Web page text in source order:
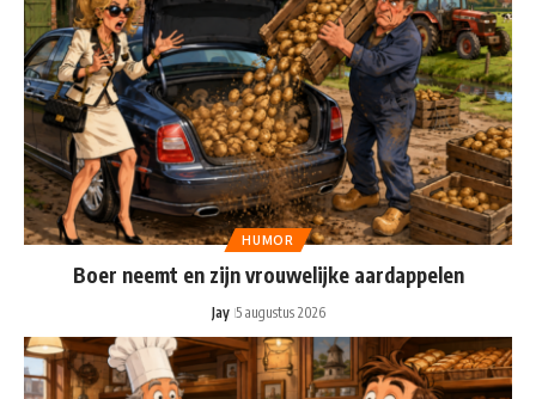
HUMOR
Boer neemt en zijn vrouwelijke aardappelen
Jay 5 augustus 2026